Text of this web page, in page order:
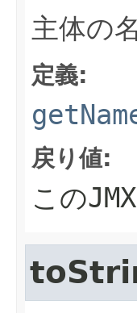
主体の
定義:
戻り値:
この